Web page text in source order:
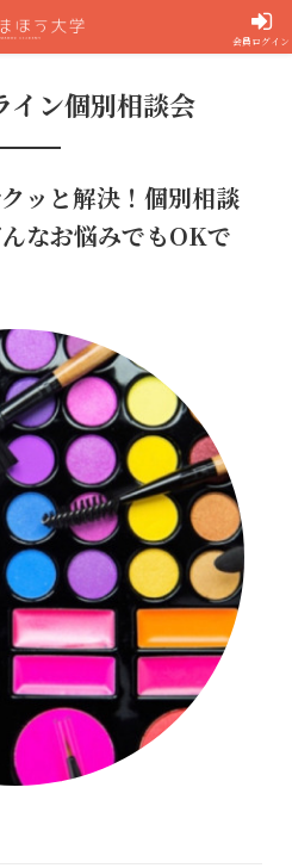
会員ログイン
イン個別相談会
ッと解決！個別相談
なお悩みでもOKで